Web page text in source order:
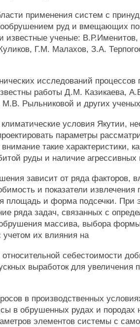
применения систем с
руд и вмещающих
известные ученые:
Г.М. Малахов, З.А.
исследований процессов
работы Д.М. Казикаева,
Рыльниковой и других
условия Якутии,
параметры
такие характеристики,
руды и наличие
зависит от ряда факторов,
и показатели извлечения
площадь и форма подсечки. При
ряда задач, связанных с
массива, выбора
их влияния на
себестоимости
выработок для увеличения
в производственных
в обрушенных рудах и породах
элементов системы с